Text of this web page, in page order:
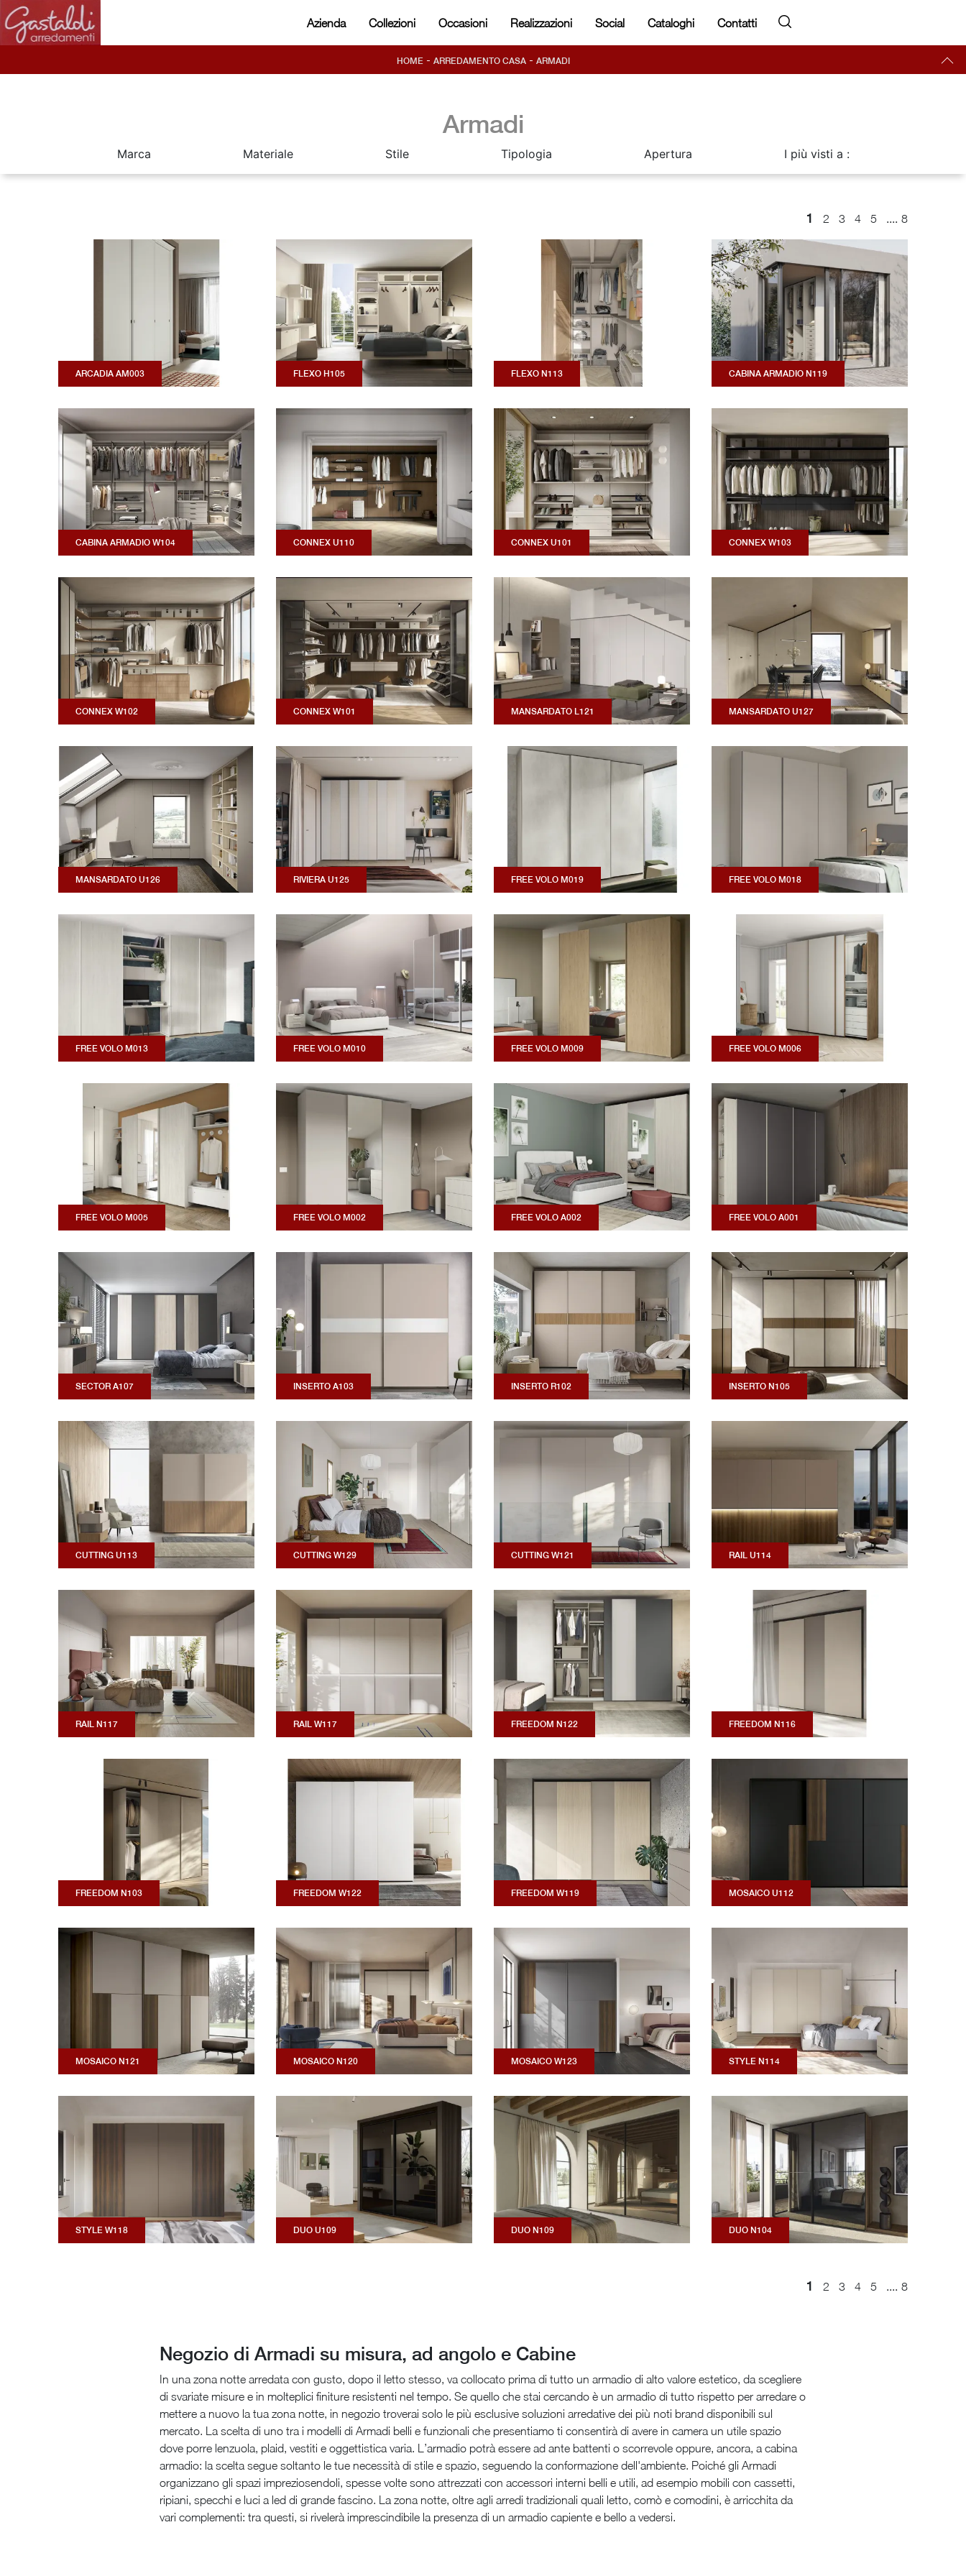
Azienda Collezioni Occasioni Realizzazioni Social Cataloghi Contatti
HOME - ARREDAMENTO CASA - ARMADI
Armadi
Marca Materiale Stile Tipologia Apertura I più visti a :
1 2 3 4 5 ....8
ARCADIA AM003 FLEXO H105 FLEXO N113 CABINA ARMADIO N119
CABINA ARMADIO W104 CONNEX U110 CONNEX U101 CONNEX W103
CONNEX W102 CONNEX W101 MANSARDATO L121 MANSARDATO U127
MANSARDATO U126 RIVIERA U125 FREE VOLO M019 FREE VOLO M018
FREE VOLO M013 FREE VOLO M010 FREE VOLO M009 FREE VOLO M006
FREE VOLO M005 FREE VOLO M002 FREE VOLO A002 FREE VOLO A001
SECTOR A107 INSERTO A103 INSERTO R102 INSERTO N105
CUTTING U113 CUTTING W129 CUTTING W121 RAIL U114
RAIL N117 RAIL W117 FREEDOM N122 FREEDOM N116
FREEDOM N103 FREEDOM W122 FREEDOM W119 MOSAICO U112
MOSAICO N121 MOSAICO N120 MOSAICO W123 STYLE N114
STYLE W118 DUO U109 DUO N109 DUO N104
1 2 3 4 5 ....8
Negozio di Armadi su misura, ad angolo e Cabine
In una zona notte arredata con gusto, dopo il letto stesso, va collocato prima di tutto un armadio di alto valore estetico, da scegliere
di svariate misure e in molteplici finiture resistenti nel tempo. Se quello che stai cercando è un armadio di tutto rispetto per arredare o
mettere a nuovo la tua zona notte, in negozio troverai solo le più esclusive soluzioni arredative dei più noti brand disponibili sul
mercato. La scelta di uno tra i modelli di Armadi belli e funzionali che presentiamo ti consentirà di avere in camera un utile spazio
dove porre lenzuola, plaid, vestiti e oggettistica varia. L’armadio potrà essere ad ante battenti o scorrevole oppure, ancora, a cabina
armadio: la scelta segue soltanto le tue necessità di stile e spazio, seguendo la conformazione dell'ambiente. Poiché gli Armadi
organizzano gli spazi impreziosendoli, spesse volte sono attrezzati con accessori interni belli e utili, ad esempio mobili con cassetti,
ripiani, specchi e luci a led di grande fascino. La zona notte, oltre agli arredi tradizionali quali letto, comò e comodini, è arricchita da
vari complementi: tra questi, si rivelerà imprescindibile la presenza di un armadio capiente e bello a vedersi.